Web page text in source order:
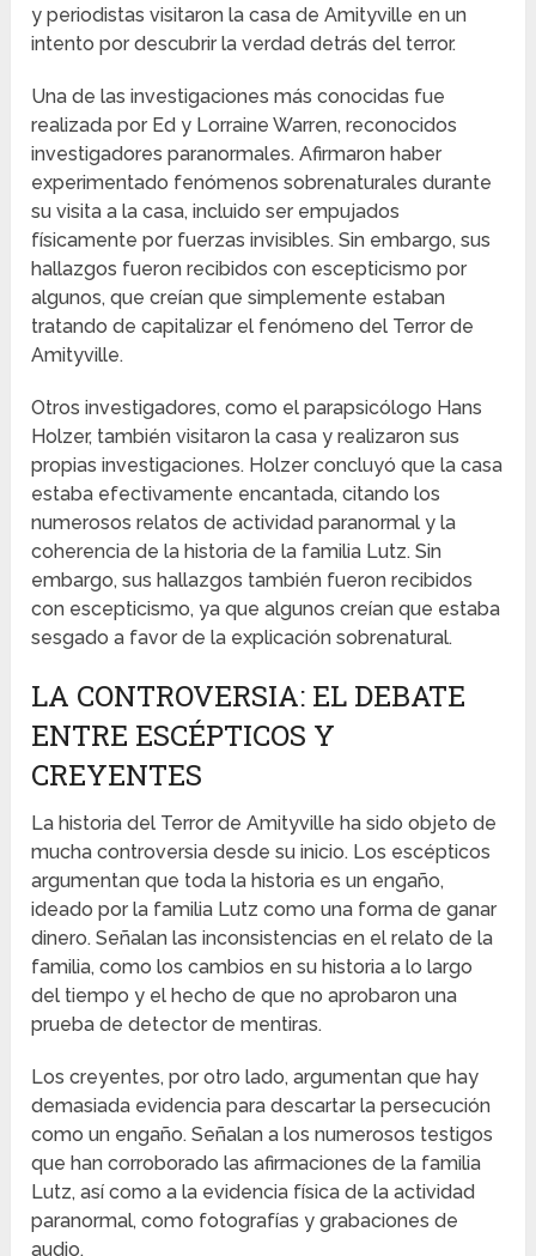
y periodistas visitaron la casa de Amityville en un
intento por descubrir la verdad detrás del terror.
Una de las investigaciones más conocidas fue
realizada por Ed y Lorraine Warren, reconocidos
investigadores paranormales. Afirmaron haber
experimentado fenómenos sobrenaturales durante
su visita a la casa, incluido ser empujados
físicamente por fuerzas invisibles. Sin embargo, sus
hallazgos fueron recibidos con escepticismo por
algunos, que creían que simplemente estaban
tratando de capitalizar el fenómeno del Terror de
Amityville.
Otros investigadores, como el parapsicólogo Hans
Holzer, también visitaron la casa y realizaron sus
propias investigaciones. Holzer concluyó que la casa
estaba efectivamente encantada, citando los
numerosos relatos de actividad paranormal y la
coherencia de la historia de la familia Lutz. Sin
embargo, sus hallazgos también fueron recibidos
con escepticismo, ya que algunos creían que estaba
sesgado a favor de la explicación sobrenatural.
LA CONTROVERSIA: EL DEBATE
ENTRE ESCÉPTICOS Y
CREYENTES
La historia del Terror de Amityville ha sido objeto de
mucha controversia desde su inicio. Los escépticos
argumentan que toda la historia es un engaño,
ideado por la familia Lutz como una forma de ganar
dinero. Señalan las inconsistencias en el relato de la
familia, como los cambios en su historia a lo largo
del tiempo y el hecho de que no aprobaron una
prueba de detector de mentiras.
Los creyentes, por otro lado, argumentan que hay
demasiada evidencia para descartar la persecución
como un engaño. Señalan a los numerosos testigos
que han corroborado las afirmaciones de la familia
Lutz, así como a la evidencia física de la actividad
paranormal, como fotografías y grabaciones de
audio.